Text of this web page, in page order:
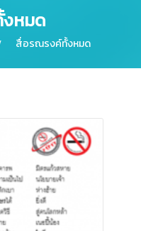
หมด
สื่อรณรงค์ทั้งหมด